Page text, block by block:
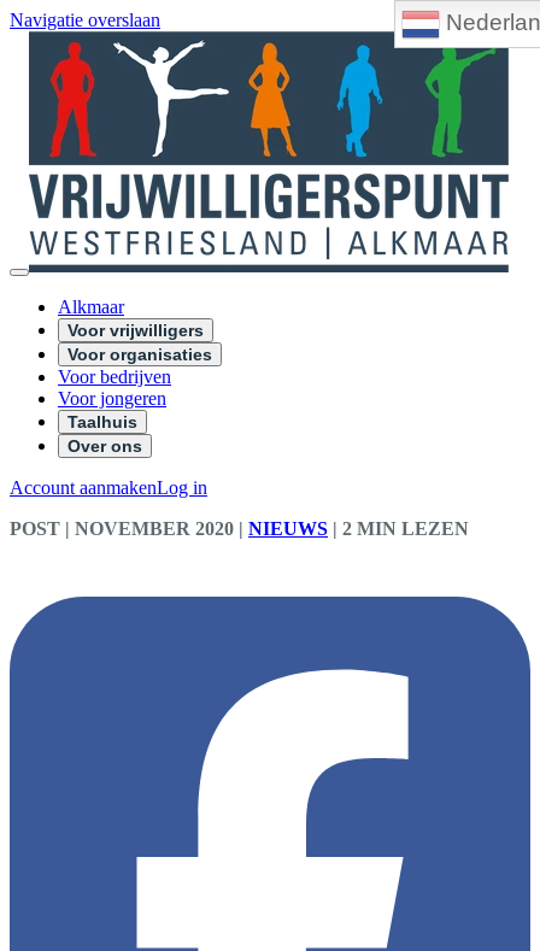
Navigatie overslaan
Alkmaar
Voor vrijwilligers
Voor organisaties
Voor bedrijven
Voor jongeren
Taalhuis
Over ons
Account aanmakenLog in
POST | NOVEMBER 2020 | NIEUWS | 2 MIN LEZEN